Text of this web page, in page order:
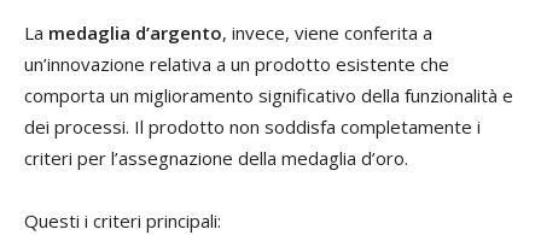
La medaglia d’argento, invece, viene conferita a
un’innovazione relativa a un prodotto esistente che
comporta un miglioramento significativo della funzionalità e
dei processi. Il prodotto non soddisfa completamente i
criteri per l’assegnazione della medaglia d’oro.
Questi i criteri principali: